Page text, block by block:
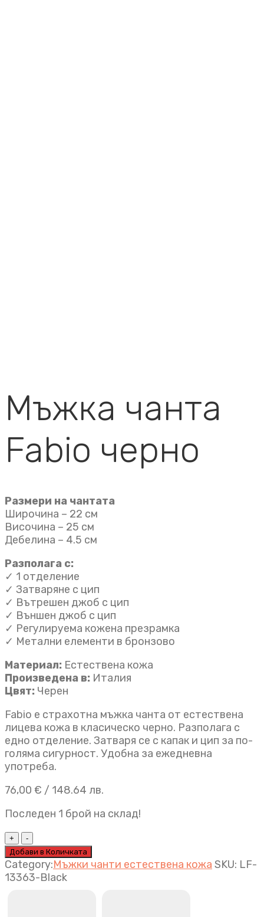
Мъжка чанта
Fabio черно
Размери на чантата
Широчина – 22 см
Височина – 25 см
Дебелина – 4.5 см
Разполага с:
✓ 1 отделение
✓ Затваряне с цип
✓ Вътрешен джоб с цип
✓ Външен джоб с цип
✓ Регулируема кожена презрамка
✓ Метални елементи в бронзово
Материал: Естествена кожа
Произведена в: Италия
Цвят: Черен
Fabio е страхотна мъжка чанта от естествена
лицева кожа в класическо черно. Разполага с
едно отделение. Затваря се с капак и цип за по-
голяма сигурност. Удобна за ежедневна
употреба.
76,00 € / 148.64 лв.
Последен 1 брой на склад!
Мъжка
чанта
Fabio
черно
Добави в Количката
Category:Мъжки чанти естествена кожа SKU: LF-
13363-Black